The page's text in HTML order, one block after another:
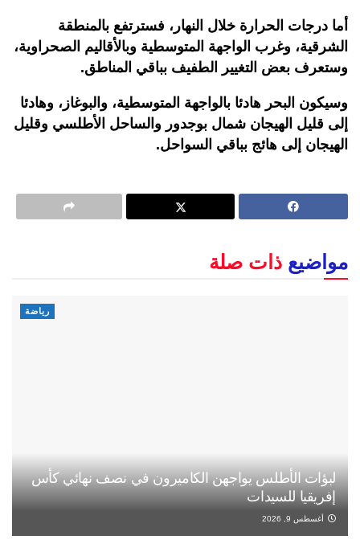
أما درجات الحرارة خلال النهار، فسترتفع بالمنطقة
الشرقية، وغرب الواجهة المتوسطية وبالأقاليم الصحراوية،
وستعرف بعض التغيير الطفيف بباقي المناطق.
وسيكون البحر هادئا بالواجهة المتوسطية، والبوغاز، وهادئا
إلى قليل الهيجان شمال بوجدور والساحل الأطلسي وقليل
الهيجان إلى هائج بباقي السواحل.
مواضيع ذات صلة
رياضة
لبؤات الأطلس يواجهن الكاميرون في نصف نهائي كأس
إفريقيا للسيدات
أغسطس 9, 2026